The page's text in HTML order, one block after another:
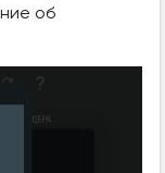
об